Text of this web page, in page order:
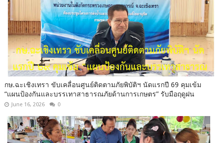
กษ.ฉะเชิงเทรา ขับเคลื่อนศูนย์ติดตามภัยพิบัติฯ นัดแรกปี 69 คุมเข้ม
“แผนป้องกันและบรรเทาสาธารณภัยด้านการเกษตร” รับมือฤดูฝน
June 16, 2026 0